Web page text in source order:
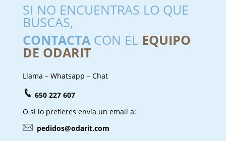
SI NO ENCUENTRAS LO QUE
BUSCAS,
CONTACTACON EL EQUIPO
DE ODARIT
Llama – Whatsapp – Chat
650 227 607
O si lo prefieres envía un email a:
pedidos@odarit.com